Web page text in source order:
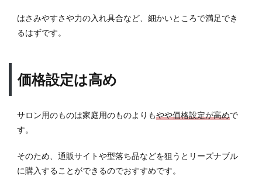
はさみやすさや力の入れ具合など、細かいところで満足でき
るはずです。
価格設定は高め
サロン用のものは家庭用のものよりもやや価格設定が高めで
す。
そのため、通販サイトや型落ち品などを狙うとリーズナブル
に購入することができるのでおすすめです。